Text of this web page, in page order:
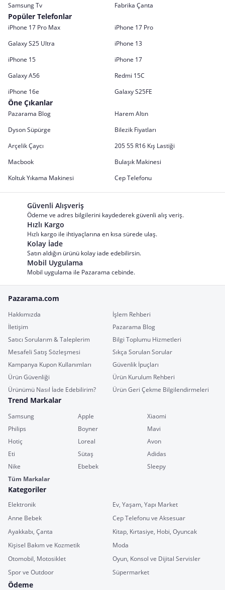
Samsung Tv
Fabrika Çanta
Popüler Telefonlar
iPhone 17 Pro Max
iPhone 17 Pro
Galaxy S25 Ultra
iPhone 13
iPhone 15
iPhone 17
Galaxy A56
Redmi 15C
iPhone 16e
Galaxy S25FE
Öne Çıkanlar
Pazarama Blog
Harem Altın
Dyson Süpürge
Bilezik Fiyatları
Arçelik Çaycı
205 55 R16 Kış Lastiği
Macbook
Bulaşık Makinesi
Koltuk Yıkama Makinesi
Cep Telefonu
Güvenli Alışveriş
Ödeme ve adres bilgilerini kaydederek güvenli alış veriş.
Hızlı Kargo
Hızlı kargo ile ihtiyaçlarına en kısa sürede ulaş.
Kolay İade
Satın aldığın ürünü kolay iade edebilirsin.
Mobil Uygulama
Mobil uygulama ile Pazarama cebinde.
Pazarama.com
Hakkımızda
İşlem Rehberi
İletişim
Pazarama Blog
Satıcı Sorularım & Taleplerim
Bilgi Toplumu Hizmetleri
Mesafeli Satış Sözleşmesi
Sıkça Sorulan Sorular
Kampanya Kupon Kullanımları
Güvenlik İpuçları
Ürün Güvenliği
Ürün Kurulum Rehberi
Ürünümü Nasıl İade Edebilirim?
Ürün Geri Çekme Bilgilendirmeleri
Trend Markalar
Samsung Apple
Xiaomi
Philips
Boyner
Mavi
Hotiç
Loreal
Avon
Eti
Sütaş
Adidas
Nike
Ebebek
Sleepy
Tüm Markalar
Kategoriler
Elektronik
Ev, Yaşam, Yapı Market
Anne Bebek
Cep Telefonu ve Aksesuar
Ayakkabı, Çanta
Kitap, Kırtasiye, Hobi, Oyuncak
Kişisel Bakım ve Kozmetik
Moda
Otomobil, Motosiklet
Oyun, Konsol ve Dijital Servisler
Spor ve Outdoor
Süpermarket
Ödeme